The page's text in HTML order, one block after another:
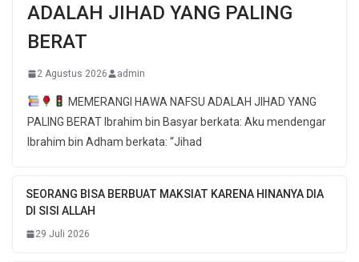
ADALAH JIHAD YANG PALING
BERAT
2 Agustus 2026 admin
MEMERANGI HAWA NAFSU ADALAH JIHAD YANG
PALING BERAT Ibrahim bin Basyar berkata: Aku mendengar
Ibrahim bin Adham berkata: “Jihad
SEORANG BISA BERBUAT MAKSIAT KARENA HINANYA DIA
DI SISI ALLAH
29 Juli 2026